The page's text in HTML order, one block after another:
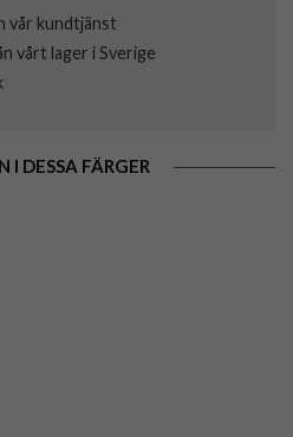
vår kundtjänst
vårt lager i Sverige
I DESSA FÄRGER